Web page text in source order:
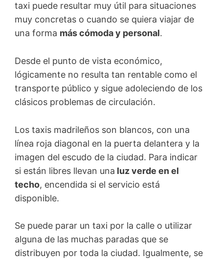
taxi puede resultar muy útil para situaciones
muy concretas o cuando se quiera viajar de
una forma más cómoda y personal.
Desde el punto de vista económico,
lógicamente no resulta tan rentable como el
transporte público y sigue adoleciendo de los
clásicos problemas de circulación.
Los taxis madrileños son blancos, con una
línea roja diagonal en la puerta delantera y la
imagen del escudo de la ciudad. Para indicar
si están libres llevan una luz verde en el
techo, encendida si el servicio está
disponible.
Se puede parar un taxi por la calle o utilizar
alguna de las muchas paradas que se
distribuyen por toda la ciudad. Igualmente, se